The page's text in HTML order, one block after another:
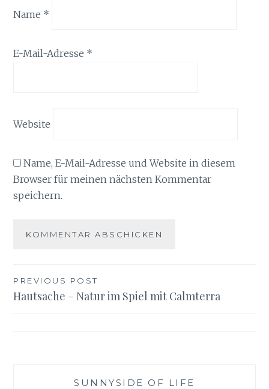
Name *
E-Mail-Adresse *
Website
Name, E-Mail-Adresse und Website in diesem
Browser für meinen nächsten Kommentar
speichern.
Beitragsnavigation
PREVIOUS POST
Hautsache – Natur im Spiel mit Calmterra
SUNNYSIDE OF LIFE